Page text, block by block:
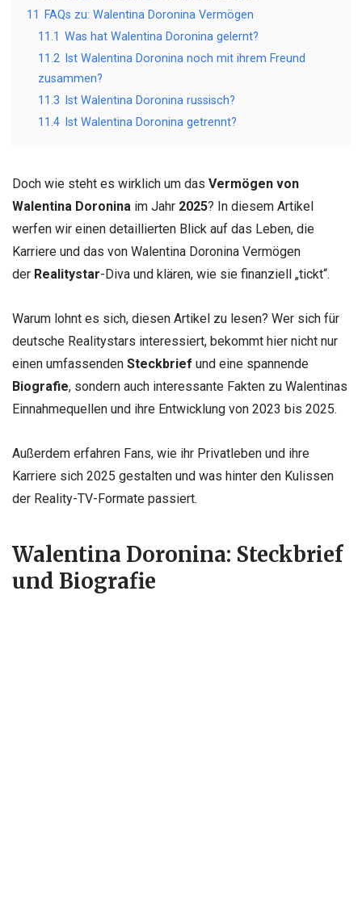
11
FAQs zu: Walentina Doronina Vermögen
11.1 Was hat Walentina Doronina gelernt?
11.2 Ist Walentina Doronina noch mit ihrem Freund
zusammen?
11.3
Ist Walentina Doronina russisch?
11.4 Ist Walentina Doronina getrennt?
Doch wie steht es wirklich um das Vermögen von
Walentina Doronina im Jahr 2025? In diesem Artikel
werfen wir einen detaillierten Blick auf das Leben, die
Karriere und das von Walentina Doronina Vermögen
der Realitystar-Diva und klären, wie sie finanziell „tickt“.
Warum lohnt es sich, diesen Artikel zu lesen? Wer sich für
deutsche Realitystars interessiert, bekommt hier nicht nur
einen umfassenden Steckbrief und eine spannende
Biografie, sondern auch interessante Fakten zu Walentinas
Einnahmequellen und ihre Entwicklung von 2023 bis 2025.
Außerdem erfahren Fans, wie ihr Privatleben und ihre
Karriere sich 2025 gestalten und was hinter den Kulissen
der Reality-TV-Formate passiert.
Walentina Doronina: Steckbrief
und Biografie